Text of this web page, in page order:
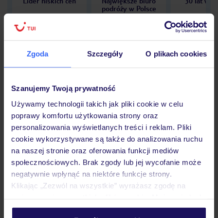
Zgoda Szczegóły O plikach cookies
Szanujemy Twoją prywatność
Używamy technologii takich jak pliki cookie w celu
poprawy komfortu użytkowania strony oraz
personalizowania wyświetlanych treści i reklam. Pliki
cookie wykorzystywane są także do analizowania ruchu
na naszej stronie oraz oferowania funkcji mediów
społecznościowych. Brak zgody lub jej wycofanie może
negatywnie wpłynąć na niektóre funkcje strony.
Klikając „Zezwól na wszystkie” wyrażasz zgodę na
personalizować swój wybór wchodząc w zakładkę
podróży w Polsce
Opinie
Pokoje
Wyżywienie